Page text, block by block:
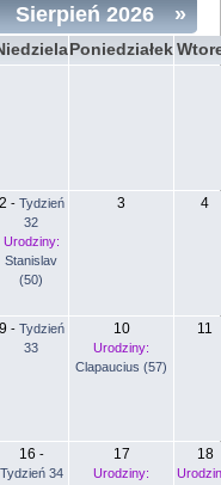
»
Sierpień 2026
Poniedziałek
2 - Tydzień
32
Urodziny:
Stanislav
(50)
3 4
9 - Tydzień
33
10
Urodziny:
Clapaucius (57)
11
16 -
Tydzień 34
17
Urodziny:
18